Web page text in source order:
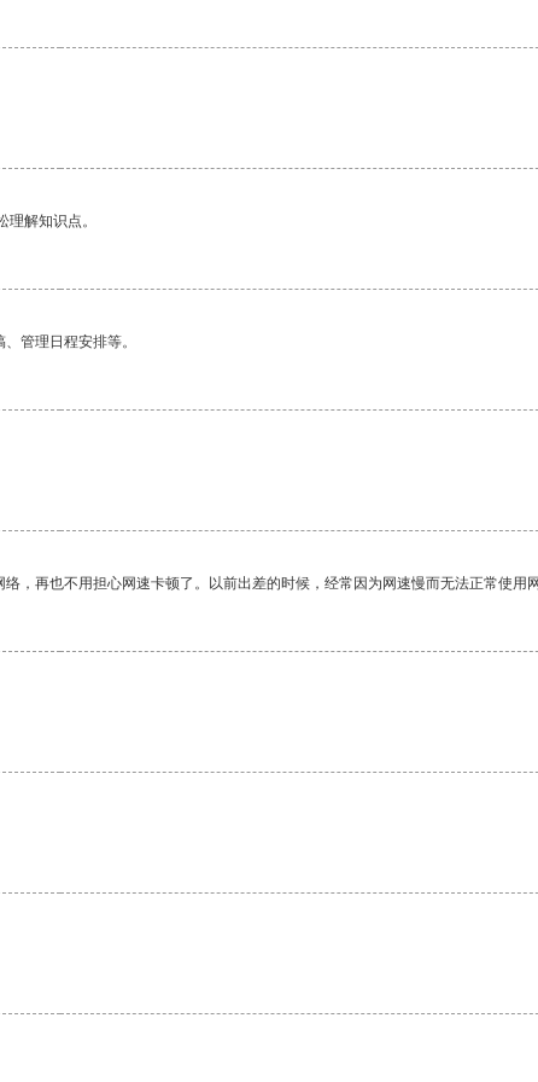
解知识点。
管理日程安排等。
再也不用担心网速卡顿了。以前出差的时候，经常因为网速慢而无法正常使用